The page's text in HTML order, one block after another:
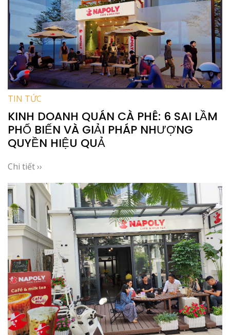
TIN TỨC
KINH DOANH QUÁN CÀ PHÊ: 6 SAI LẦM
PHỔ BIẾN VÀ GIẢI PHÁP NHƯỢNG
QUYỀN HIỆU QUẢ
Chi tiết ››